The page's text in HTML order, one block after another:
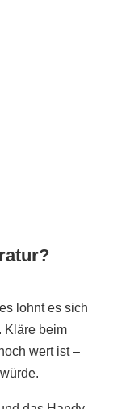
lohnt es sich
Kläre beim
wert ist –